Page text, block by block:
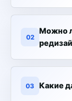
02
Можно
03 Какие